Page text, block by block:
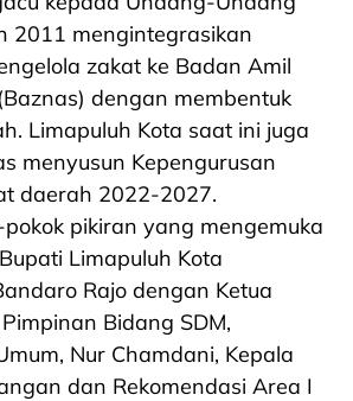
2011 mengintegrasikan
zakat ke Badan Amil
dengan membentuk
Limapuluh Kota saat ini juga
menyusun Kepengurusan
daerah 2022-2027.
pikiran yang mengemuka
Limapuluh Kota
Rajo dengan Ketua
Bidang SDM,
Nur Chamdani, Kepala
dan Rekomendasi Area I